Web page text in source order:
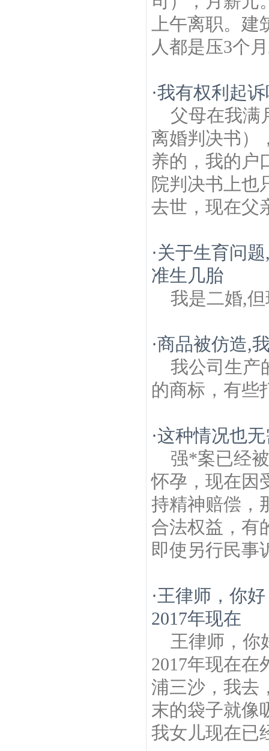
上午离职。
人都是压3个
·我有权利起
父母在我满
离婚判决书）
养的，我的户
院判决书上也
去世，现在父
·关于生育问
准生几胎
我是二婚,
·商品被仿造,
我公司生产
的商标，有些
·这种情况也
强*案已经
怀孕，现在因
持精神赔偿，
合法权益，有
即使另行民事
·王律师，你
2017年现在
王律师，你
2017年现在
浦三沙，我去
末的袋子就像
我女儿现在已